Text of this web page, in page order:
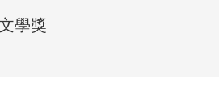
學獎